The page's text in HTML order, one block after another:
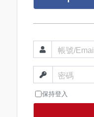
帳號/Email
密碼
保持登入